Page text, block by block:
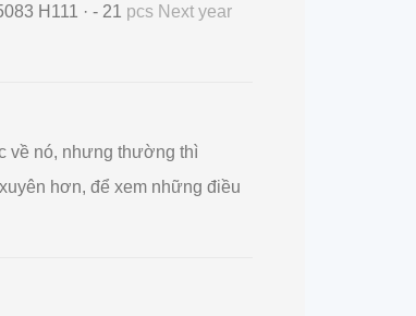
H111 · - 21 pcs Next year
về nó, nhưng thường thì
hơn, để xem những điều